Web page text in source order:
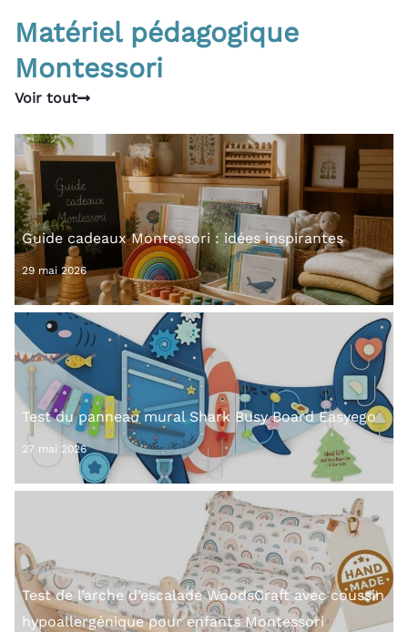
Matériel pédagogique
Montessori
Voir tout
Guide cadeaux Montessori : idées inspirantes
29 mai 2026
Test du panneau mural Shark Busy Board Easyego
27 mai 2026
Test de l’arche d’escalade WoodsCraft avec coussin
hypoallergénique pour enfants Montessori